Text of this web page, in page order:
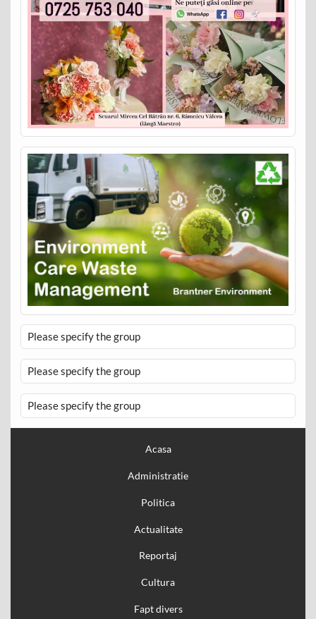
Please specify the group
Please specify the group
Please specify the group
Acasa
Administratie
Politica
Actualitate
Reportaj
Cultura
Fapt divers